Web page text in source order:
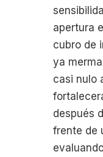
apertura
cubro de
ya
casi nulo
después
frente de